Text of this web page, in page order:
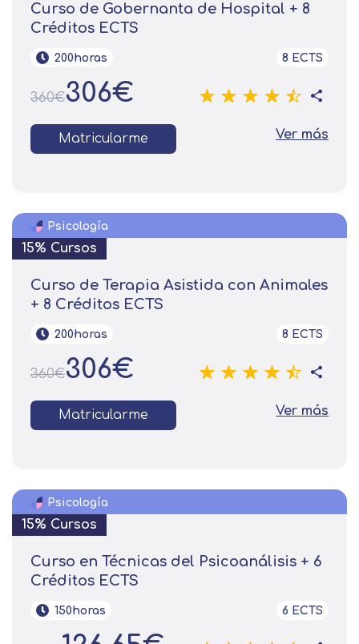
Curso de Gobernanta de Hospital + 8
Créditos ECTS
200horas 8 ECTS
360€306€
Matricularme Ver más
Psicología
15% Cursos
Curso de Terapia Asistida con Animales
+ 8 Créditos ECTS
200horas 8 ECTS
360€306€
Matricularme Ver más
Psicología
15% Cursos
Curso en Técnicas del Psicoanálisis + 6
Créditos ECTS
150horas 6 ECTS